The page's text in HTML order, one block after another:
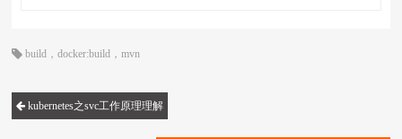
build ，docker:build ，mvn
kubernetes之svc工作原理理解